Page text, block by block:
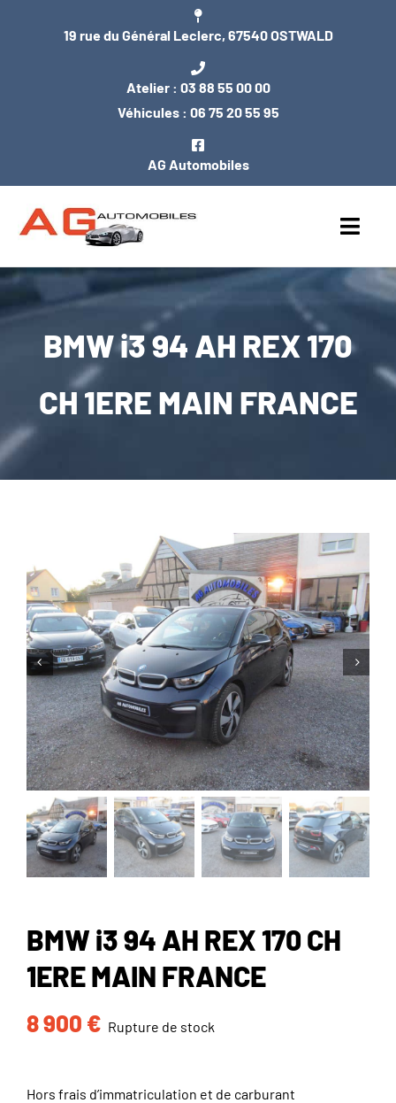
19 rue du Général Leclerc, 67540 OSTWALD
Atelier : 03 88 55 00 00
Véhicules : 06 75 20 55 95
AG Automobiles
ACCUEIL
NOS VÉHICULES
ENTRETIEN / MÉCANIQUE
CARROSSERIE / VITRAGE
BMW i3 94 AH REX 170
CH 1ERE MAIN FRANCE
BMW i3 94 AH REX 170 CH
1ERE MAIN FRANCE
8 900 € Rupture de stock
Hors frais d’immatriculation et de carburant